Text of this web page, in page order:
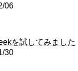
06
を試してみました
30